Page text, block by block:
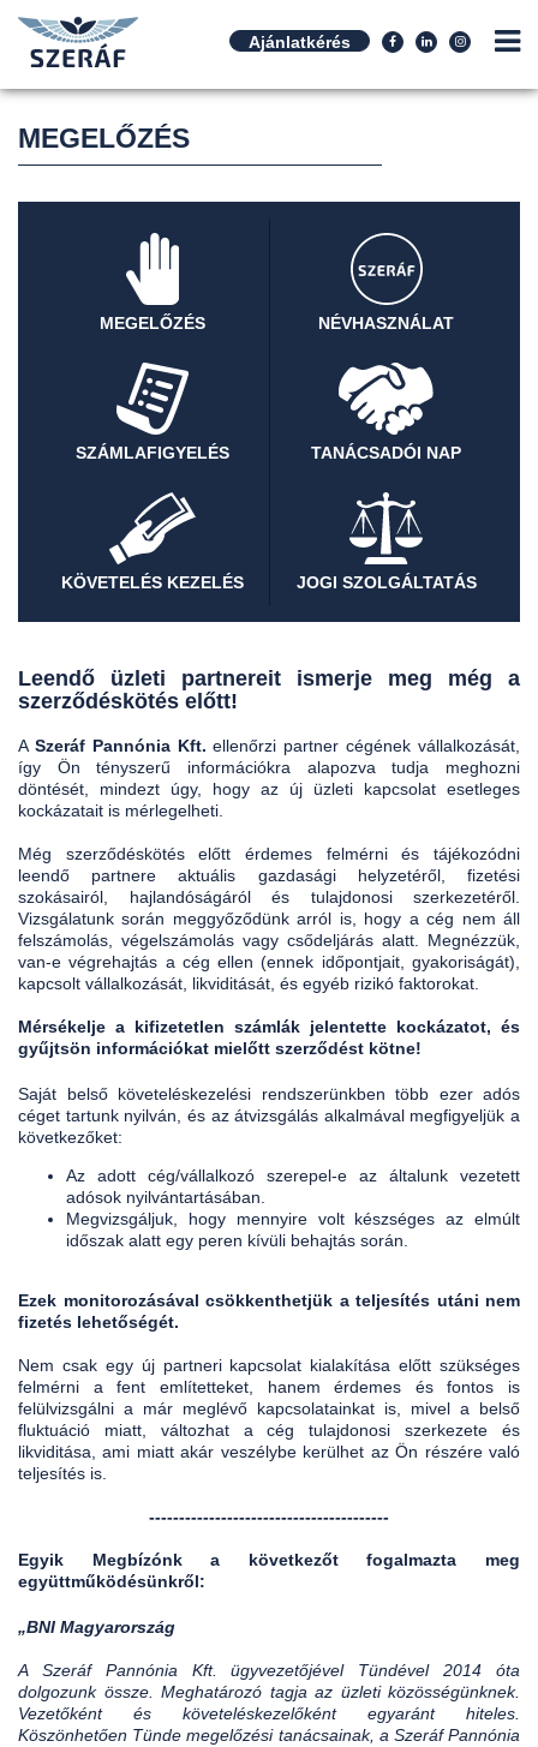
Ajánlatkérés
MEGELŐZÉS
MEGELŐZÉS NÉVHASZNÁLAT
SZÁMLAFIGYELÉS TANÁCSADÓI NAP
KÖVETELÉS KEZELÉS JOGI SZOLGÁLTATÁS
Leendő üzleti partnereit ismerje meg még a
szerződéskötés előtt!
A Szeráf Pannónia Kft. ellenőrzi partner cégének vállalkozását,
így Ön tényszerű információkra alapozva tudja meghozni
döntését, mindezt úgy, hogy az új üzleti kapcsolat esetleges
kockázatait is mérlegelheti.
Még szerződéskötés előtt érdemes felmérni és tájékozódni
leendő partnere aktuális gazdasági helyzetéről, fizetési
szokásairól, hajlandóságáról és tulajdonosi szerkezetéről.
Vizsgálatunk során meggyőződünk arról is, hogy a cég nem áll
felszámolás, végelszámolás vagy csődeljárás alatt. Megnézzük,
van-e végrehajtás a cég ellen (ennek időpontjait, gyakoriságát),
kapcsolt vállalkozását, likviditását, és egyéb rizikó faktorokat.
Mérsékelje a kifizetetlen számlák jelentette kockázatot, és
gyűjtsön információkat mielőtt szerződést kötne!
Saját belső követeléskezelési rendszerünkben több ezer adós
céget tartunk nyilván, és az átvizsgálás alkalmával megfigyeljük a
következőket:
Az adott cég/vállalkozó szerepel-e az általunk vezetett
adósok nyilvántartásában.
Megvizsgáljuk, hogy mennyire volt készséges az elmúlt
időszak alatt egy peren kívüli behajtás során.
Ezek monitorozásával csökkenthetjük a teljesítés utáni nem
fizetés lehetőségét.
Nem csak egy új partneri kapcsolat kialakítása előtt szükséges
felmérni a fent említetteket, hanem érdemes és fontos is
felülvizsgálni a már meglévő kapcsolatainkat is, mivel a belső
fluktuáció miatt, változhat a cég tulajdonosi szerkezete és
likviditása, ami miatt akár veszélybe kerülhet az Ön részére való
teljesítés is.
----------------------------------------
Egyik Megbízónk a következőt fogalmazta meg
együttműködésünkről:
„BNI Magyarország
A Szeráf Pannónia Kft. ügyvezetőjével Tündével 2014 óta
dolgozunk össze. Meghatározó tagja az üzleti közösségünknek.
Vezetőként és követeléskezelőként egyaránt hiteles.
Köszönhetően Tünde megelőzési tanácsainak, a Szeráf Pannónia